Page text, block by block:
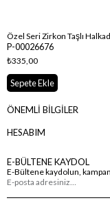
P-00026676
₺335,00
Sepete Ekle
ÖNEMLİ BİLGİLER
HESABIM
E-BÜLTENE KAYDOL
E-Bültene kaydolun,